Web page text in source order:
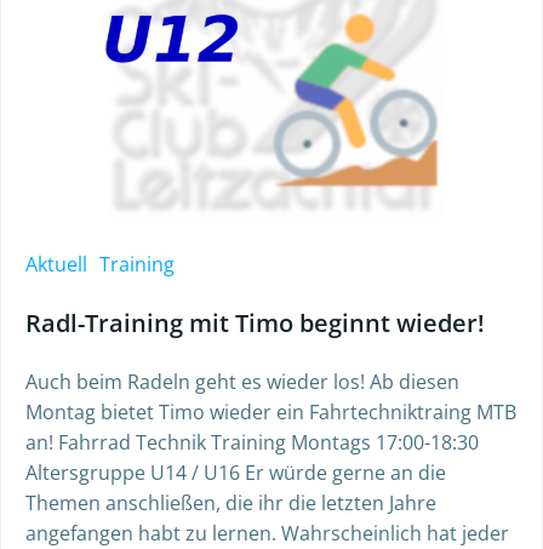
Aktuell Training
Radl-Training mit Timo beginnt wieder!
Auch beim Radeln geht es wieder los! Ab diesen
Montag bietet Timo wieder ein Fahrtechniktraing MTB
an! Fahrrad Technik Training Montags 17:00-18:30
Altersgruppe U14 / U16 Er würde gerne an die
Themen anschließen, die ihr die letzten Jahre
angefangen habt zu lernen. Wahrscheinlich hat jeder